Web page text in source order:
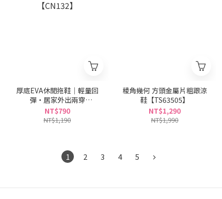
厚底EVA休閒拖鞋｜輕量回
彈・居家外出兩穿
【CN132】
NT$790
NT$1,190
稜角幾何 方頭金屬片粗跟涼
鞋【TS63505】
NT$1,290
NT$1,990
1 2 3 4 5